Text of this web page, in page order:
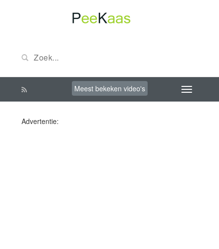
Meest bekeken video's
Advertentie: